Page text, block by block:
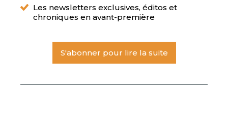
Les newsletters exclusives, éditos et
chroniques en avant-première
S'abonner pour lire la suite